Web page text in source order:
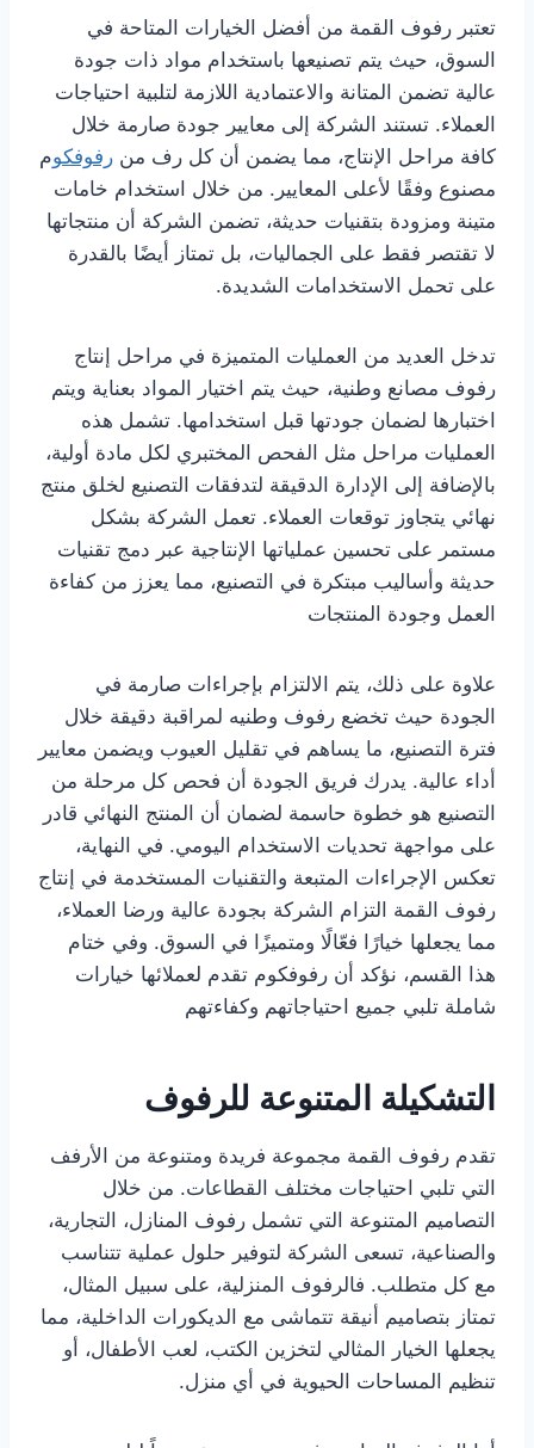
تعتبر رفوف القمة من أفضل الخيارات المتاحة في
السوق، حيث يتم تصنيعها باستخدام مواد ذات جودة
عالية تضمن المتانة والاعتمادية اللازمة لتلبية احتياجات
العملاء. تستند الشركة إلى معايير جودة صارمة خلال
كافة مراحل الإنتاج، مما يضمن أن كل رف من رفوفكوم
مصنوع وفقًا لأعلى المعايير. من خلال استخدام خامات
متينة ومزودة بتقنيات حديثة، تضمن الشركة أن منتجاتها
لا تقتصر فقط على الجماليات، بل تمتاز أيضًا بالقدرة
على تحمل الاستخدامات الشديدة.
تدخل العديد من العمليات المتميزة في مراحل إنتاج
رفوف مصانع وطنية، حيث يتم اختيار المواد بعناية ويتم
اختبارها لضمان جودتها قبل استخدامها. تشمل هذه
العمليات مراحل مثل الفحص المختبري لكل مادة أولية،
بالإضافة إلى الإدارة الدقيقة لتدفقات التصنيع لخلق منتج
نهائي يتجاوز توقعات العملاء. تعمل الشركة بشكل
مستمر على تحسين عملياتها الإنتاجية عبر دمج تقنيات
حديثة وأساليب مبتكرة في التصنيع، مما يعزز من كفاءة
العمل وجودة المنتجات
علاوة على ذلك، يتم الالتزام بإجراءات صارمة في
الجودة حيث تخضع رفوف وطنيه لمراقبة دقيقة خلال
فترة التصنيع، ما يساهم في تقليل العيوب ويضمن معايير
أداء عالية. يدرك فريق الجودة أن فحص كل مرحلة من
التصنيع هو خطوة حاسمة لضمان أن المنتج النهائي قادر
على مواجهة تحديات الاستخدام اليومي. في النهاية،
تعكس الإجراءات المتبعة والتقنيات المستخدمة في إنتاج
رفوف القمة التزام الشركة بجودة عالية ورضا العملاء،
مما يجعلها خيارًا فعّالًا ومتميزًا في السوق. وفي ختام
هذا القسم، نؤكد أن رفوفكوم تقدم لعملائها خيارات
شاملة تلبي جميع احتياجاتهم وكفاءتهم
التشكيلة المتنوعة للرفوف
تقدم رفوف القمة مجموعة فريدة ومتنوعة من الأرفف
التي تلبي احتياجات مختلف القطاعات. من خلال
التصاميم المتنوعة التي تشمل رفوف المنازل، التجارية،
والصناعية، تسعى الشركة لتوفير حلول عملية تتناسب
مع كل متطلب. فالرفوف المنزلية، على سبيل المثال،
تمتاز بتصاميم أنيقة تتماشى مع الديكورات الداخلية، مما
يجعلها الخيار المثالي لتخزين الكتب، لعب الأطفال، أو
تنظيم المساحات الحيوية في أي منزل.